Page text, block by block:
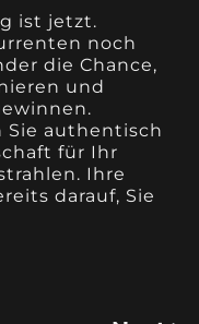
ist jetzt.
noch
die Chance,
und
Sie authentisch
für Ihr
Ihre
darauf, Sie